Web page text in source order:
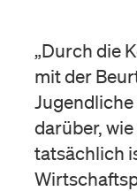
„Durch die
mit der
darüber,
tatsächlich